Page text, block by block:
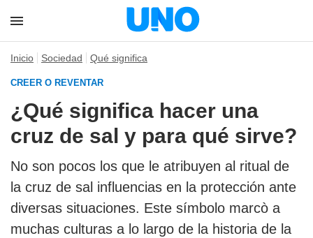
Inicio Sociedad Qué significa
CREER O REVENTAR
¿Qué significa hacer una
cruz de sal y para qué sirve?
No son pocos los que le atribuyen al ritual de
la cruz de sal influencias en la protección ante
diversas situaciones. Este símbolo marcò a
muchas culturas a lo largo de la historia de la